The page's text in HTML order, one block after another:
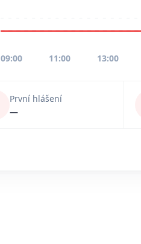
09:00 11:00 13:00
První hlášení
—